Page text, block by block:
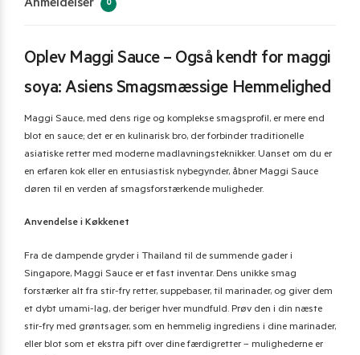
Anmeldelser 0
Oplev Maggi Sauce – Også kendt for maggi
soya: Asiens Smagsmæssige Hemmelighed
Maggi Sauce, med dens rige og komplekse smagsprofil, er mere end
blot en sauce; det er en kulinarisk bro, der forbinder traditionelle
asiatiske retter med moderne madlavningsteknikker. Uanset om du er
en erfaren kok eller en entusiastisk nybegynder, åbner Maggi Sauce
døren til en verden af smagsforstærkende muligheder.
Anvendelse i Køkkenet
Fra de dampende gryder i Thailand til de summende gader i
Singapore, Maggi Sauce er et fast inventar. Dens unikke smag
forstærker alt fra stir-fry retter, suppebaser, til marinader, og giver dem
et dybt umami-lag, der beriger hver mundfuld. Prøv den i din næste
stir-fry med grøntsager, som en hemmelig ingrediens i dine marinader,
eller blot som et ekstra pift over dine færdigretter – mulighederne er